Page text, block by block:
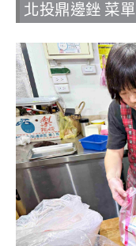
北投鼎邊銼 菜單